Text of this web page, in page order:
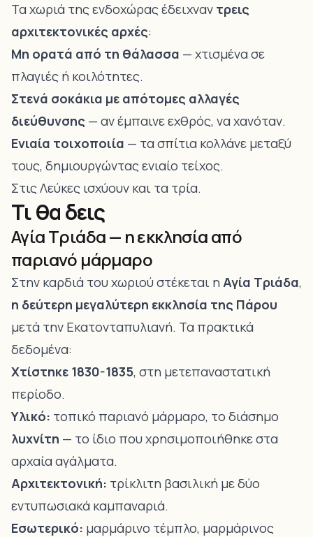
Τα χωριά της ενδοχώρας έδειχναν τρεις
αρχιτεκτονικές αρχές:
Μη ορατά από τη θάλασσα — χτισμένα σε
πλαγιές ή κοιλότητες.
Στενά σοκάκια με απότομες αλλαγές
διεύθυνσης — αν έμπαινε εχθρός, να χανόταν.
Ενιαία τοιχοποιία — τα σπίτια κολλάνε μεταξύ
τους, δημιουργώντας ενιαίο τείχος.
Στις Λεύκες ισχύουν και τα τρία.
Τι θα δεις
Αγία Τριάδα — η εκκλησία από
παριανό μάρμαρο
Στην καρδιά του χωριού στέκεται η Αγία Τριάδα,
η δεύτερη μεγαλύτερη εκκλησία της Πάρου
μετά την Εκατονταπυλιανή. Τα πρακτικά
δεδομένα:
Χτίστηκε 1830-1835, στη μετεπαναστατική
περίοδο.
Υλικό: τοπικό παριανό μάρμαρο, το διάσημο
λυχνίτη — το ίδιο που χρησιμοποιήθηκε στα
αρχαία αγάλματα.
Αρχιτεκτονική: τρίκλιτη βασιλική με δύο
εντυπωσιακά καμπαναριά.
Εσωτερικό: μαρμάρινο τέμπλο, μαρμάρινος